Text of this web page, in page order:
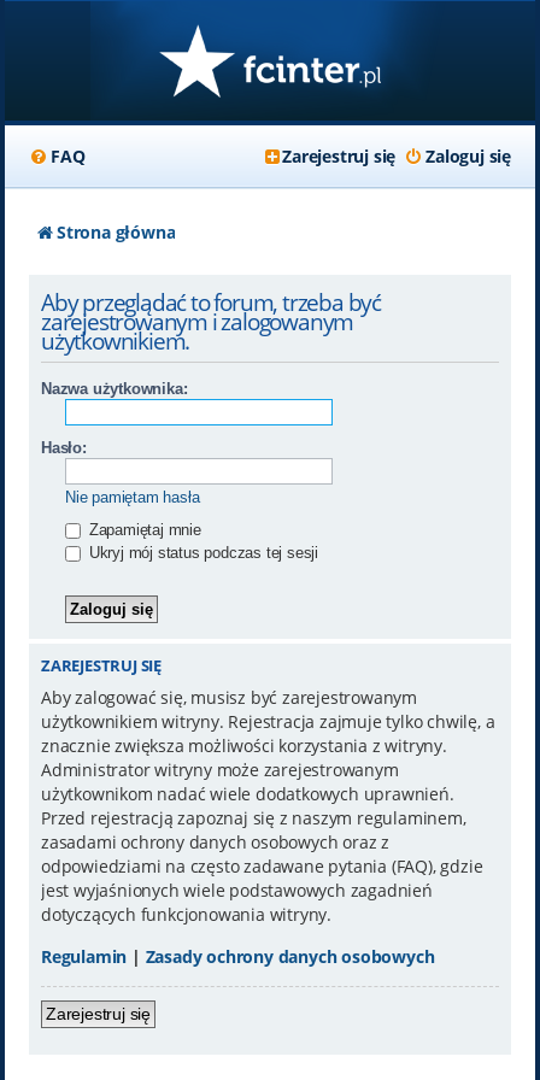
FAQ Zaloguj się
Zarejestruj się
Strona główna
Aby przeglądać to forum, trzeba być
zarejestrowanym i zalogowanym
użytkownikiem.
Nazwa użytkownika:
Hasło:
Nie pamiętam hasła
Zapamiętaj mnie
Ukryj mój status podczas tej sesji
ZAREJESTRUJ SIĘ
Aby zalogować się, musisz być zarejestrowanym
użytkownikiem witryny. Rejestracja zajmuje tylko chwilę, a
znacznie zwiększa możliwości korzystania z witryny.
Administrator witryny może zarejestrowanym
użytkownikom nadać wiele dodatkowych uprawnień.
Przed rejestracją zapoznaj się z naszym regulaminem,
zasadami ochrony danych osobowych oraz z
odpowiedziami na często zadawane pytania (FAQ), gdzie
jest wyjaśnionych wiele podstawowych zagadnień
dotyczących funkcjonowania witryny.
Regulamin | Zasady ochrony danych osobowych
Zarejestruj się